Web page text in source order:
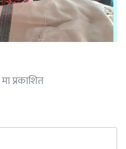
मा प्रकाशित